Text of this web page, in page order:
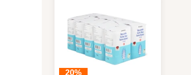
20%